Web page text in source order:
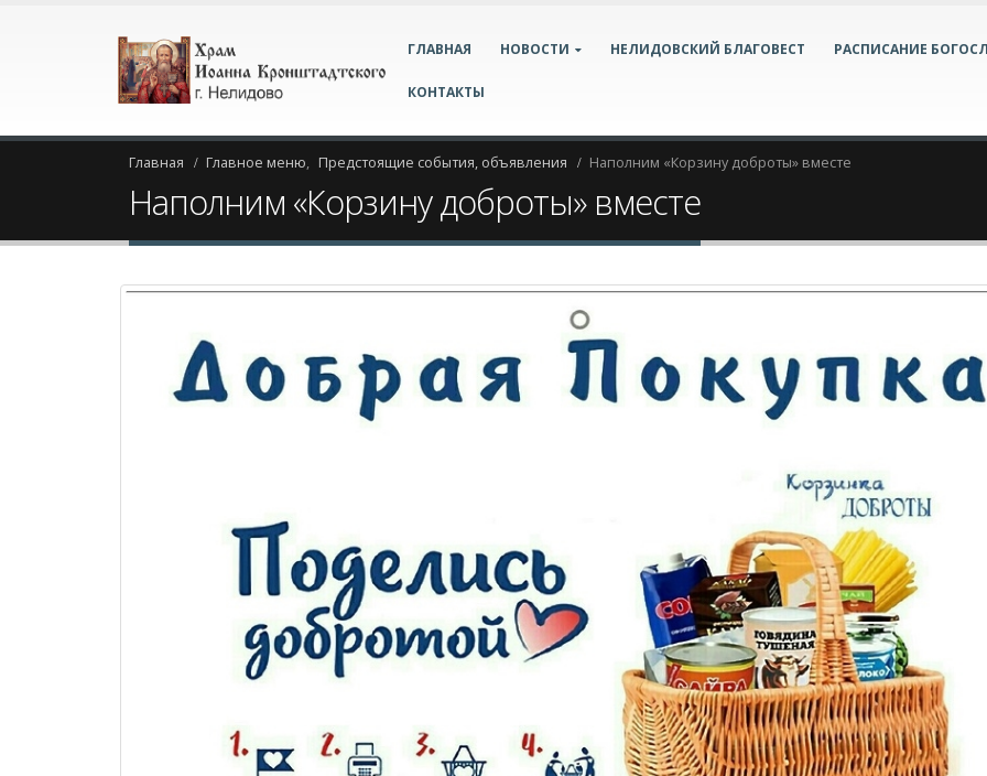
ГЛАВНАЯ НОВОСТИ НЕЛИДОВСКИЙ БЛАГОВЕСТ РАСПИСАНИЕ
КОНТАКТЫ
Главная Главное меню, Предстоящие события, объявления Наполним «Корзину доброты» вместе
Наполним «Корзину доброты» вместе